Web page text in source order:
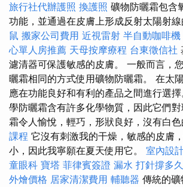
旅行社代辦護照 換護照 礦物防曬霜包含
功能，並通過在皮膚上形成反射太陽射線
鼠 搬家公司費用 近視雷射 半自動咖啡機
心單人房推薦 天母按摩療程 台東徵信社
濾清器可保護敏感的皮膚。 一般而言，
曬霜相同的方式使用礦物防曬霜。 在太
應在功能良好和有利的產品之間進行選
學防曬霜含有許多化學物質，因此它們
霜令人愉悅，輕巧，形狀良好，沒有白色
課程 它沒有刺激我的干燥，敏感的皮膚
小，因此我寧願在夏天使用它。 室內設
童眼科 寶塔 菲律賓簽證 漏水 打針撐多久
外燴價格 居家清潔費用 輔聽器 傳統的礦